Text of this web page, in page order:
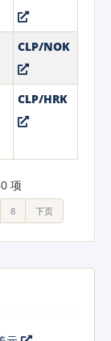
CLP/NOK
CLP/HRK
项
8 下页